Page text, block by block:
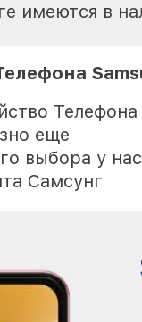
имеются в
Телефона
еще
выбора у нас
Самсунг